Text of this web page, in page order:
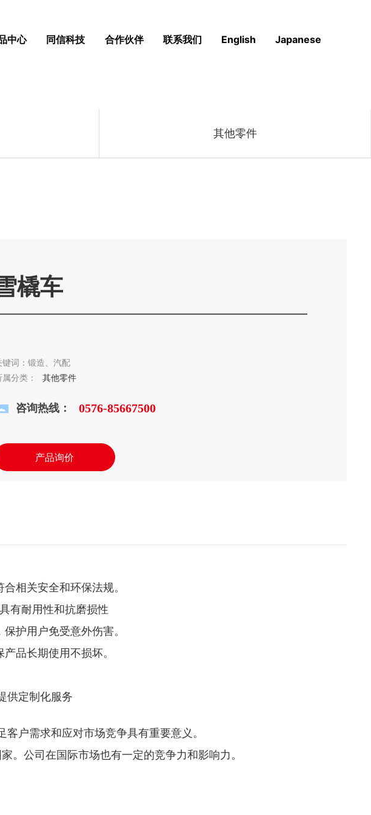
中心 同信科技 合作伙伴 联系我们 English Japanese
其他零件
橇车
键词：锻造、汽配
属分类：
其他零件
咨询热线： 0576-85667500
产品询价
相关安全和环保法规。
有耐用性和抗磨损性
护用户免受意外伤害。
品长期使用不损坏。
供定制化服务
户需求和应对市场竞争具有重要意义。
。公司在国际市场也有一定的竞争力和影响力。